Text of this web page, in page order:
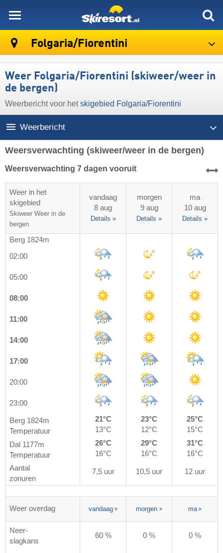
Folgaria/​Fiorentini
Weer Folgaria/​Fiorentini (skiweer/weer in
de bergen)
Weerbericht voor hetskigebied Folgaria/​Fiorentini
Weerbericht
Weersverwachting (skiweer/weer in de bergen)
Weersverwachting 7 dagen vooruit
Weer in het
skigebied
Skiweer Weer in de
bergen
vandaag
8 aug
Details »
morgen
9 aug
Details »
ma
10 aug
Details »
Berg 1824m
02:00
05:00
08:00
11:00
14:00
17:00
20:00
23:00
Berg 1824m
Temperatuur
21°C
13°C
23°C
12°C
25°C
15°C
Dal 1177m
Temperatuur
26°C
16°C
29°C
16°C
31°C
16°C
Aantal
zonuren
7,5 uur 10,5 uur 12 uur
Weer overdag vandaag morgen ma
Neer-
slagkans
60 % 0 % 0 %